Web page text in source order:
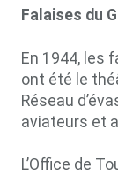
Falaises du
En 1944, les
ont été le
Réseau
aviateurs et
L’Office de